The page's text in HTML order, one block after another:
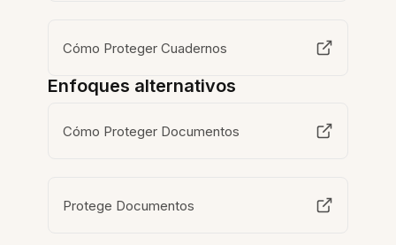
Cómo Proteger Cuadernos
Enfoques alternativos
Cómo Proteger Documentos
Protege Documentos